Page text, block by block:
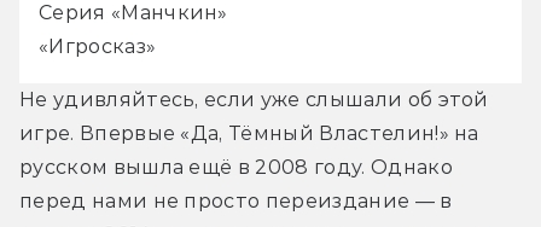
Серия «Манчкин»
«Игросказ»
Не удивляйтесь, если уже слышали об этой
игре. Впервые «Да, Тёмный Властелин!» на
русском вышла ещё в 2008 году. Однако
перед нами не просто переиздание — в